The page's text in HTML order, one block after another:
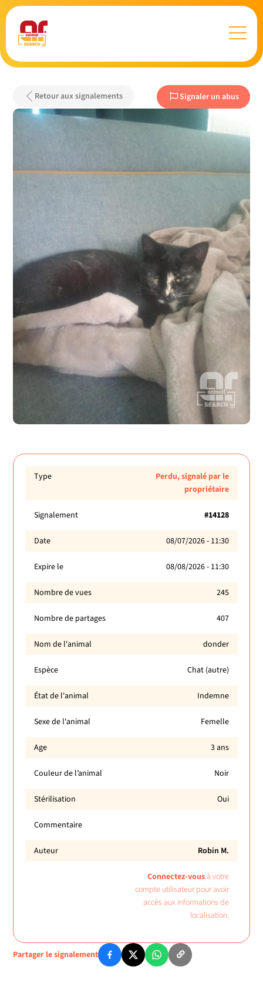
Retour aux signalements Signaler un abus
Type
Perdu, signalé par le
propriétaire
Signalement #14128
Date 08/07/2026 - 11:30
Expire le 08/08/2026 - 11:30
Nombre de vues 245
Nombre de partages 407
Nom de l'animal donder
Espèce Chat (autre)
État de l'animal Indemne
Sexe de l'animal Femelle
Age 3 ans
Couleur de l’animal Noir
Stérilisation Oui
Commentaire
Auteur Robin M.
Connectez-vousà votre
compte utilisateur pour avoir
accès aux informations de
localisation.
Partager le signalement